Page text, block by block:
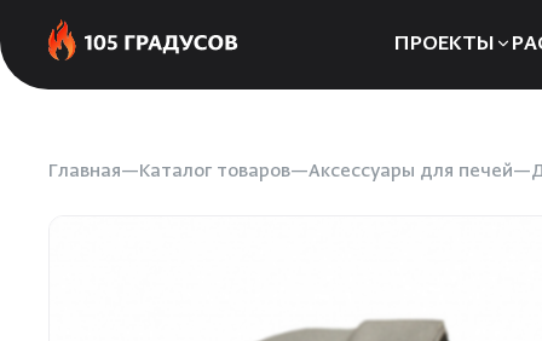
ПРОЕКТЫ
Главная Каталог товаров Аксессуары для печей